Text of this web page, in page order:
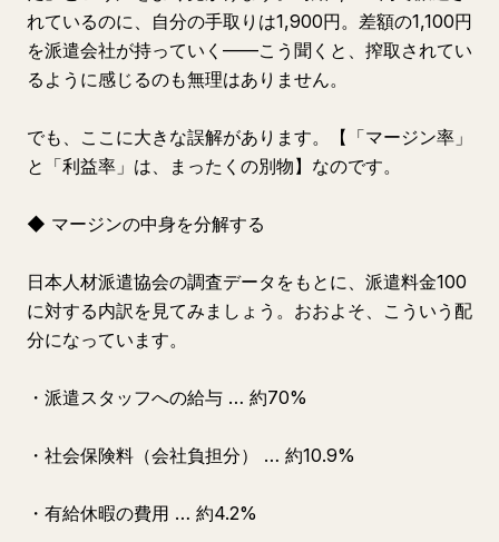
れているのに、自分の手取りは1,900円。差額の1,100円
を派遣会社が持っていく——こう聞くと、搾取されてい
るように感じるのも無理はありません。
でも、ここに大きな誤解があります。【「マージン率」
と「利益率」は、まったくの別物】なのです。
◆ マージンの中身を分解する
日本人材派遣協会の調査データをもとに、派遣料金100
に対する内訳を見てみましょう。おおよそ、こういう配
分になっています。
・派遣スタッフへの給与 … 約70%
・社会保険料（会社負担分） … 約10.9%
・有給休暇の費用 … 約4.2%